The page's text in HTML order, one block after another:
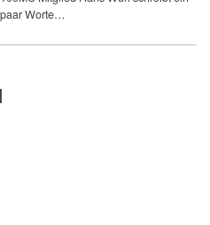
paar Worte…